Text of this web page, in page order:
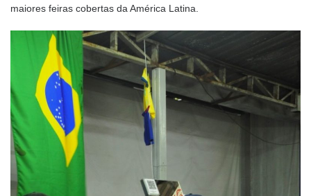
maiores feiras cobertas da América Latina.